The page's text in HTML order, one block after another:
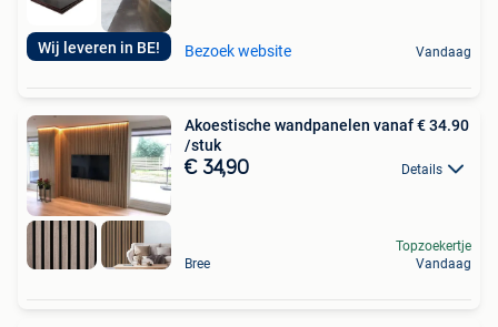
Wij leveren in BE! Bezoek website Vandaag
Akoestische wandpanelen vanaf € 34.90
/stuk
€ 34,90 Details
Bree
Topzoekertje
Vandaag